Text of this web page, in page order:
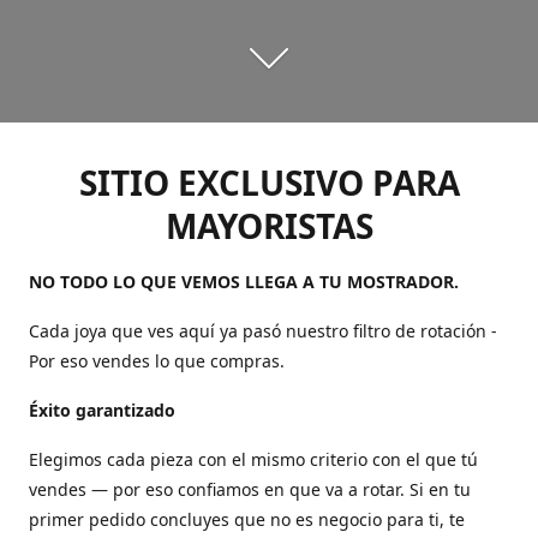
SITIO EXCLUSIVO PARA
MAYORISTAS
NO TODO LO QUE VEMOS LLEGA A TU MOSTRADOR.
Cada joya que ves aquí ya pasó nuestro filtro de rotación -
Por eso vendes lo que compras.
Éxito garantizado
Elegimos cada pieza con el mismo criterio con el que tú
vendes — por eso confiamos en que va a rotar. Si en tu
primer pedido concluyes que no es negocio para ti, te